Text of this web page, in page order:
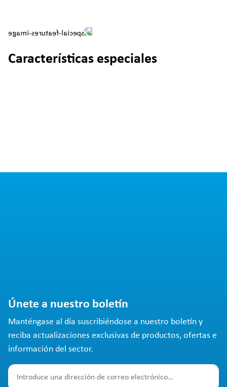
Características especiales
Únete a nuestro boletín
Manténgase al día suscribiéndose a nuestro boletín y
reciba actualizaciones exclusivas de productos, ofertas e
información del sector.